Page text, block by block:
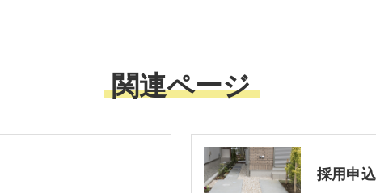
関連ページ
採用申込